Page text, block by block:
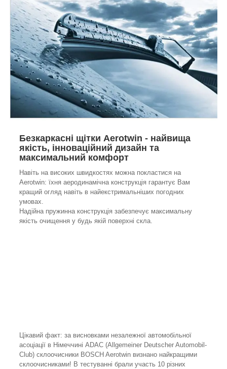
Безкаркасні щітки Aerotwin - найвища
якість, інноваційний дизайн та
максимальний комфорт
Навіть на високих швидкостях можна покластися на
Aerotwin: їхня аеродинамічна конструкція гарантує Вам
кращий огляд навіть в найекстримальніших погодних
умовах.
Надійна пружинна конструкція забезпечує максимальну
якість очищення у будь якій поверхні скла.
Цікавий факт: за висновками незалежної автомобільної
асоціації в Німеччині ADAC (Allgemeiner Deutscher Automobil-
Club) склоочисники BOSCH Aerotwin визнано найкращими
склоочисниками! В тестуванні брали участь 10 різних